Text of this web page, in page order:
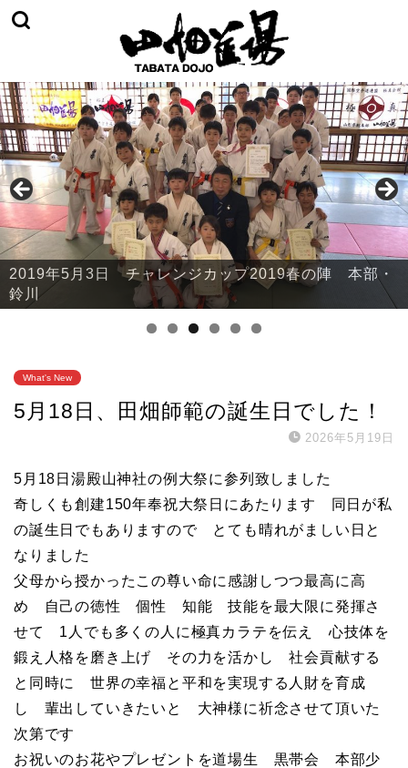
2019年5月3日 チャレンジカップ2019春の陣 本部・
鈴川
What's New
5月18日、田畑師範の誕生日でした！
2026年5月19日
5月18日湯殿山神社の例大祭に参列致しました
奇しくも創建150年奉祝大祭日にあたります 同日が私
の誕生日でもありますので とても晴れがましい日と
なりました
父母から授かったこの尊い命に感謝しつつ最高に高
め 自己の徳性 個性 知能 技能を最大限に発揮さ
せて 1人でも多くの人に極真カラテを伝え 心技体を
鍛え人格を磨き上げ その力を活かし 社会貢献する
と同時に 世界の幸福と平和を実現する人財を育成
し 輩出していきたいと 大神様に祈念させて頂いた
次第です
お祝いのお花やプレゼントを道場生 黒帯会 本部少